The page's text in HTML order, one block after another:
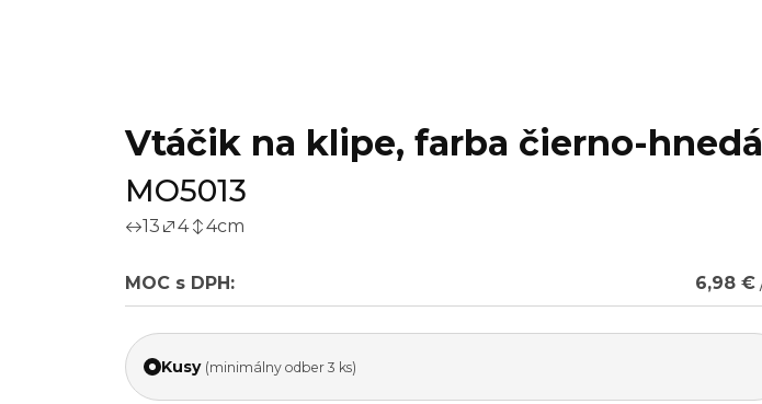
Vtáčik na klipe, farba čierno-
MO5013
13 4 4cm
MOC s DPH: 6,98 €
Kusy (minimálny odber 3 ks)